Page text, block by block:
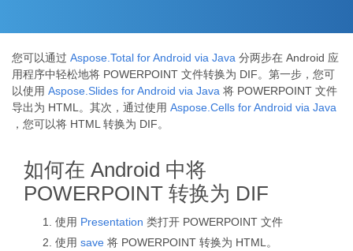
您可以通过 Aspose.Total for Android via Java 分两步在 Android 应
用程序中轻松地将 POWERPOINT 文件转换为 DIF。第一步，您可
以使用 Aspose.Slides for Android via Java 将 POWERPOINT 文件
导出为 HTML。其次，通过使用 Aspose.Cells for Android via Java
，您可以将 HTML 转换为 DIF。
如何在 Android 中将
POWERPOINT 转换为 DIF
使用 Presentation 类打开 POWERPOINT 文件
使用 save 将 POWERPOINT 转换为 HTML。